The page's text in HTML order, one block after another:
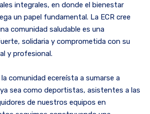
integrales, en donde el bienestar
un papel fundamental. La ECR cree
comunidad saludable es una
solidaria y comprometida con su
y profesional.
comunidad ecereísta a sumarse a
sea como deportistas, asistentes a las
de nuestros equipos en